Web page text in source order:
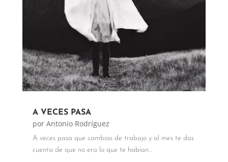
A VECES PASA
por Antonio Rodríguez
A veces pasa que cambias de trabajo y al mes te das
cuenta de que no era lo que te habían...